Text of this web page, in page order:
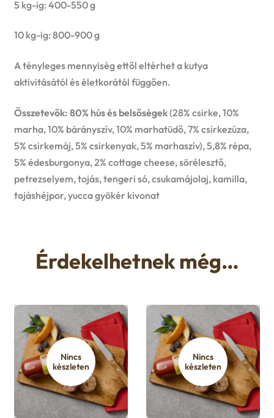
5 kg-ig: 400-550 g
10 kg-ig: 800-900 g
A tényleges mennyiség ettől eltérhet a kutya
aktivitásától és életkorától függően.
Összetevők: 80% hús és belsőségek(28% csirke, 10%
marha, 10% bárányszív, 10% marhatüdő, 7% csirkezúza,
5% csirkemáj, 5% csirkenyak, 5% marhaszív), 5,8% répa,
5% édesburgonya, 2% cottage cheese, sörélesztő,
petrezselyem, tojás, tengeri só, csukamájolaj, kamilla,
tojáshéjpor, yucca gyökér kivonat
Érdekelhetnek még…
Nincs
készleten
Nincs
készleten